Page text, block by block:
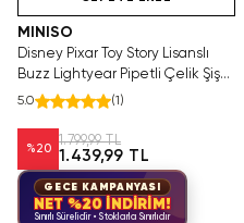
MINISO
Disney Pixar Toy Story Lisanslı
Buzz Lightyear Pipetli Çelik Şişe
550 mL – Saplı Tasarım
5.0 (1 )
%20
1.799,99 TL
1.439,99 TL
GECE KAMPANYASI
NET %20 İNDİRİM!
Sınırlı Sürelidir • Stoklarla Sınırlıdır